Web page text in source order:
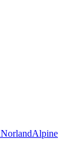
NorlandAlpine